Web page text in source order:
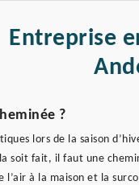
Entreprise
?
lors de la saison
soit fait, il faut une
l’air à la maison et la